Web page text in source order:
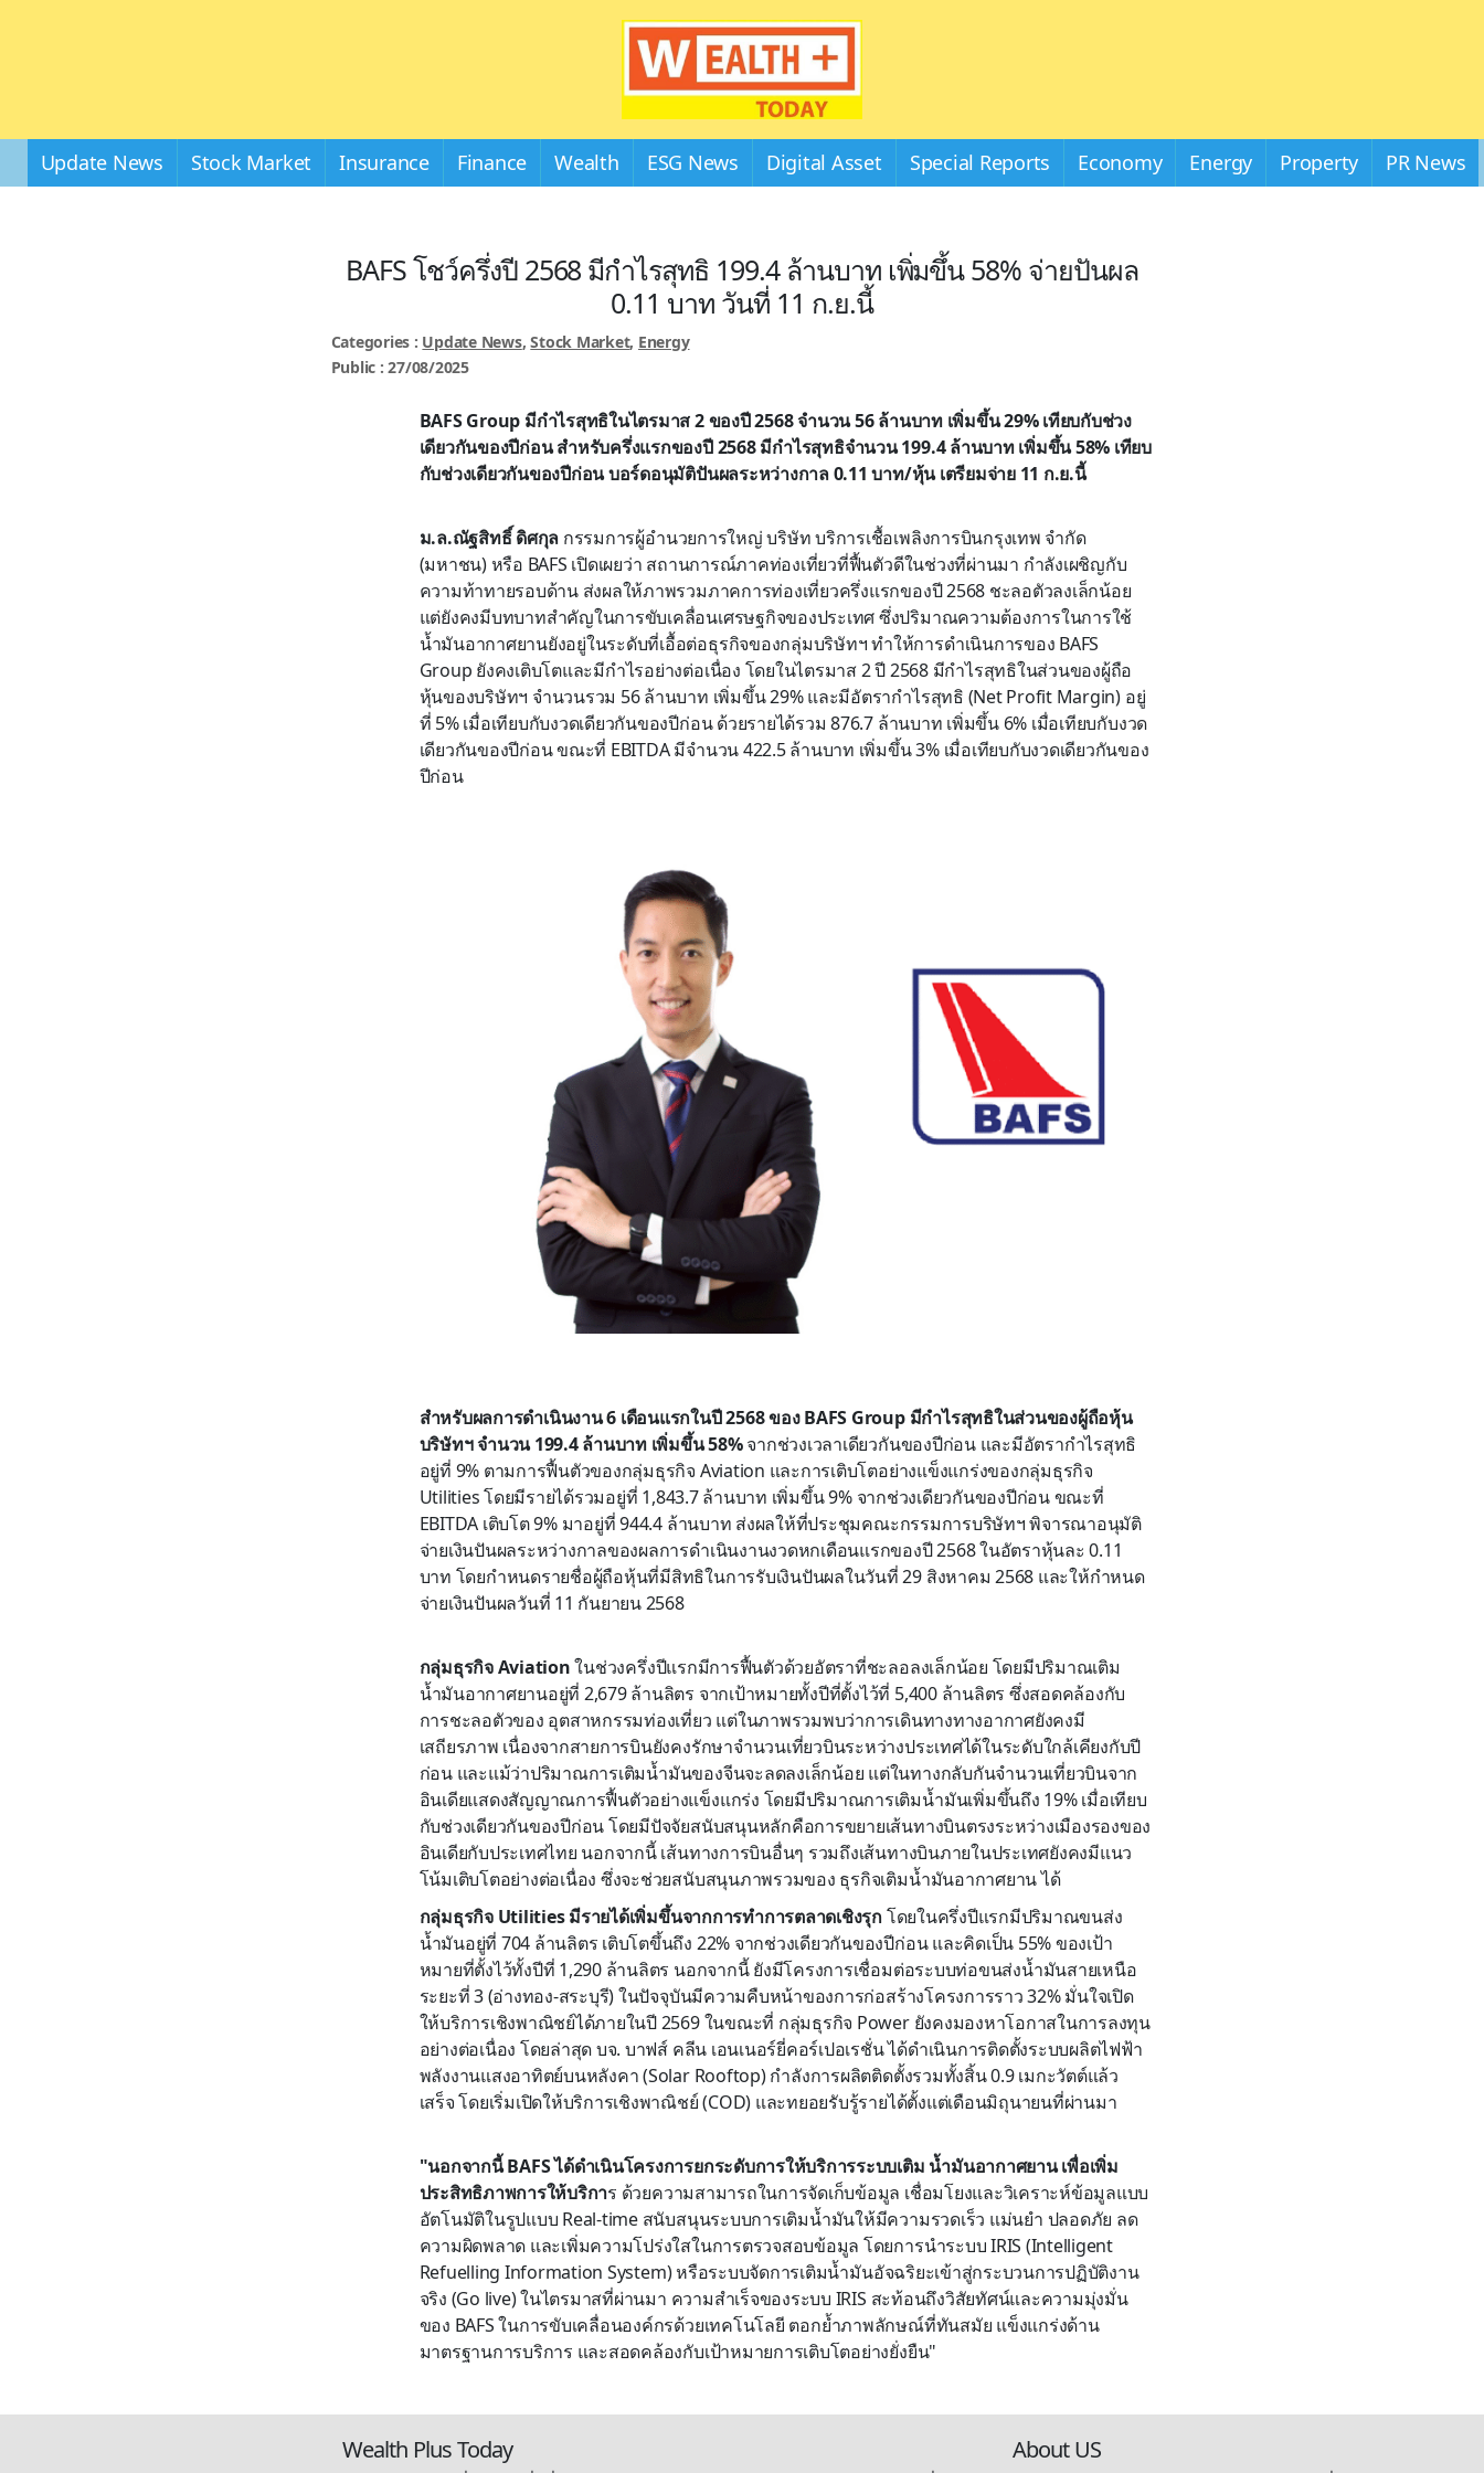
Update News Stock Market Insurance Finance Wealth ESG News Digital Asset Special Reports Economy Energy Property PR News
BAFS โชว์ครึ่งปี 2568 มีกำไรสุทธิ 199.4 ล้านบาท เพิ่มขึ้น 58% จ่ายปันผล
0.11 บาท วันที่ 11 ก.ย.นี้
Categories : Update News,Stock Market, Energy
Public : 27/08/2025
BAFS Group มีกำไรสุทธิในไตรมาส 2 ของปี 2568 จำนวน 56 ล้านบาท เพิ่มขึ้น 29% เทียบกับช่วง
เดียวกันของปีก่อน สำหรับครึ่งแรกของปี 2568 มีกำไรสุทธิจำนวน 199.4 ล้านบาท เพิ่มขึ้น 58% เทียบ
กับช่วงเดียวกันของปีก่อน บอร์ดอนุมัติปันผลระหว่างกาล 0.11 บาท/หุ้น เตรียมจ่าย 11 ก.ย.นี้
ม.ล.ณัฐสิทธิ์ ดิศกุล กรรมการผู้อำนวยการใหญ่ บริษัท บริการเชื้อเพลิงการบินกรุงเทพ จำกัด
(มหาชน) หรือ BAFS เปิดเผยว่า สถานการณ์ภาคท่องเที่ยวที่ฟื้นตัวดีในช่วงที่ผ่านมา กำลังเผชิญกับ
ความท้าทายรอบด้าน ส่งผลให้ภาพรวมภาคการท่องเที่ยวครึ่งแรกของปี 2568 ชะลอตัวลงเล็กน้อย
แต่ยังคงมีบทบาทสำคัญในการขับเคลื่อนเศรษฐกิจของประเทศ ซึ่งปริมาณความต้องการในการใช้
น้ำมันอากาศยานยังอยู่ในระดับที่เอื้อต่อธุรกิจของกลุ่มบริษัทฯ ทำให้การดำเนินการของ BAFS
Group ยังคงเติบโตและมีกำไรอย่างต่อเนื่อง โดยในไตรมาส 2 ปี 2568 มีกำไรสุทธิในส่วนของผู้ถือ
หุ้นของบริษัทฯ จำนวนรวม 56 ล้านบาท เพิ่มขึ้น 29% และมีอัตรากำไรสุทธิ (Net Profit Margin) อยู่
ที่ 5% เมื่อเทียบกับงวดเดียวกันของปีก่อน ด้วยรายได้รวม 876.7 ล้านบาท เพิ่มขึ้น 6% เมื่อเทียบกับงวด
เดียวกันของปีก่อน ขณะที่ EBITDA มีจำนวน 422.5 ล้านบาท เพิ่มขึ้น 3% เมื่อเทียบกับงวดเดียวกันของ
ปีก่อน
สำหรับผลการดำเนินงาน 6 เดือนแรกในปี 2568 ของ BAFS Group มีกำไรสุทธิในส่วนของผู้ถือหุ้น
บริษัทฯ จำนวน 199.4 ล้านบาท เพิ่มขึ้น 58%จากช่วงเวลาเดียวกันของปีก่อน และมีอัตรากำไรสุทธิ
อยู่ที่ 9% ตามการฟื้นตัวของกลุ่มธุรกิจ Aviation และการเติบโตอย่างแข็งแกร่งของกลุ่มธุรกิจ
Utilities โดยมีรายได้รวมอยู่ที่ 1,843.7 ล้านบาท เพิ่มขึ้น 9% จากช่วงเดียวกันของปีก่อน ขณะที่
EBITDA เติบโต 9% มาอยู่ที่ 944.4 ล้านบาท ส่งผลให้ที่ประชุมคณะกรรมการบริษัทฯ พิจารณาอนุมัติ
จ่ายเงินปันผลระหว่างกาลของผลการดำเนินงานงวดหกเดือนแรกของปี 2568 ในอัตราหุ้นละ 0.11
บาท โดยกำหนดรายชื่อผู้ถือหุ้นที่มีสิทธิในการรับเงินปันผลในวันที่ 29 สิงหาคม 2568 และให้กำหนด
จ่ายเงินปันผลวันที่ 11 กันยายน 2568
กลุ่มธุรกิจ Aviationในช่วงครึ่งปีแรกมีการฟื้นตัวด้วยอัตราที่ชะลอลงเล็กน้อย โดยมีปริมาณเติม
น้ำมันอากาศยานอยู่ที่ 2,679 ล้านลิตร จากเป้าหมายทั้งปีที่ตั้งไว้ที่ 5,400 ล้านลิตร ซึ่งสอดคล้องกับ
การชะลอตัวของ อุตสาหกรรมท่องเที่ยว แต่ในภาพรวมพบว่าการเดินทางทางอากาศยังคงมี
เสถียรภาพ เนื่องจากสายการบินยังคงรักษาจำนวนเที่ยวบินระหว่างประเทศได้ในระดับใกล้เคียงกับปี
ก่อน และแม้ว่าปริมาณการเติมน้ำมันของจีนจะลดลงเล็กน้อย แต่ในทางกลับกันจำนวนเที่ยวบินจาก
อินเดียแสดงสัญญาณการฟื้นตัวอย่างแข็งแกร่ง โดยมีปริมาณการเติมน้ำมันเพิ่มขึ้นถึง 19% เมื่อเทียบ
กับช่วงเดียวกันของปีก่อน โดยมีปัจจัยสนับสนุนหลักคือการขยายเส้นทางบินตรงระหว่างเมืองรองของ
อินเดียกับประเทศไทย นอกจากนี้ เส้นทางการบินอื่นๆ รวมถึงเส้นทางบินภายในประเทศยังคงมีแนว
โน้มเติบโตอย่างต่อเนื่อง ซึ่งจะช่วยสนับสนุนภาพรวมของ ธุรกิจเติมน้ำมันอากาศยาน ได้
กลุ่มธุรกิจ Utilities มีรายได้เพิ่มขึ้นจากการทำการตลาดเชิงรุกโดยในครึ่งปีแรกมีปริมาณขนส่ง
น้ำมันอยู่ที่ 704 ล้านลิตร เติบโตขึ้นถึง 22% จากช่วงเดียวกันของปีก่อน และคิดเป็น 55% ของเป้า
หมายที่ตั้งไว้ทั้งปีที่ 1,290 ล้านลิตร นอกจากนี้ ยังมีโครงการเชื่อมต่อระบบท่อขนส่งน้ำมันสายเหนือ
ระยะที่ 3 (อ่างทอง-สระบุรี) ในปัจจุบันมีความคืบหน้าของการก่อสร้างโครงการราว 32% มั่นใจเปิด
ให้บริการเชิงพาณิชย์ได้ภายในปี 2569 ในขณะที่ กลุ่มธุรกิจ Power ยังคงมองหาโอกาสในการลงทุน
อย่างต่อเนื่อง โดยล่าสุด บจ. บาฟส์ คลีน เอนเนอร์ยี่คอร์เปอเรชั่น ได้ดำเนินการติดตั้งระบบผลิตไฟฟ้า
พลังงานแสงอาทิตย์บนหลังคา (Solar Rooftop) กำลังการผลิตติดตั้งรวมทั้งสิ้น 0.9 เมกะวัตต์แล้ว
เสร็จ โดยเริ่มเปิดให้บริการเชิงพาณิชย์ (COD) และทยอยรับรู้รายได้ตั้งแต่เดือนมิถุนายนที่ผ่านมา
"นอกจากนี้ BAFS ได้ดำเนินโครงการยกระดับการให้บริการระบบเติม น้ำมันอากาศยาน เพื่อเพิ่ม
ประสิทธิภาพการให้บริการ ด้วยความสามารถในการจัดเก็บข้อมูล เชื่อมโยงและวิเคราะห์ข้อมูลแบบ
อัตโนมัติในรูปแบบ Real-time สนับสนุนระบบการเติมน้ำมันให้มีความรวดเร็ว แม่นยำ ปลอดภัย ลด
ความผิดพลาด และเพิ่มความโปร่งใสในการตรวจสอบข้อมูล โดยการนำระบบ IRIS (Intelligent
Refuelling Information System) หรือระบบจัดการเติมน้ำมันอัจฉริยะเข้าสู่กระบวนการปฏิบัติงาน
จริง (Go live) ในไตรมาสที่ผ่านมา ความสำเร็จของระบบ IRIS สะท้อนถึงวิสัยทัศน์และความมุ่งมั่น
ของ BAFS ในการขับเคลื่อนองค์กรด้วยเทคโนโลยี ตอกย้ำภาพลักษณ์ที่ทันสมัย แข็งแกร่งด้าน
มาตรฐานการบริการ และสอดคล้องกับเป้าหมายการเติบโตอย่างยั่งยืน"
Wealth Plus Today About US